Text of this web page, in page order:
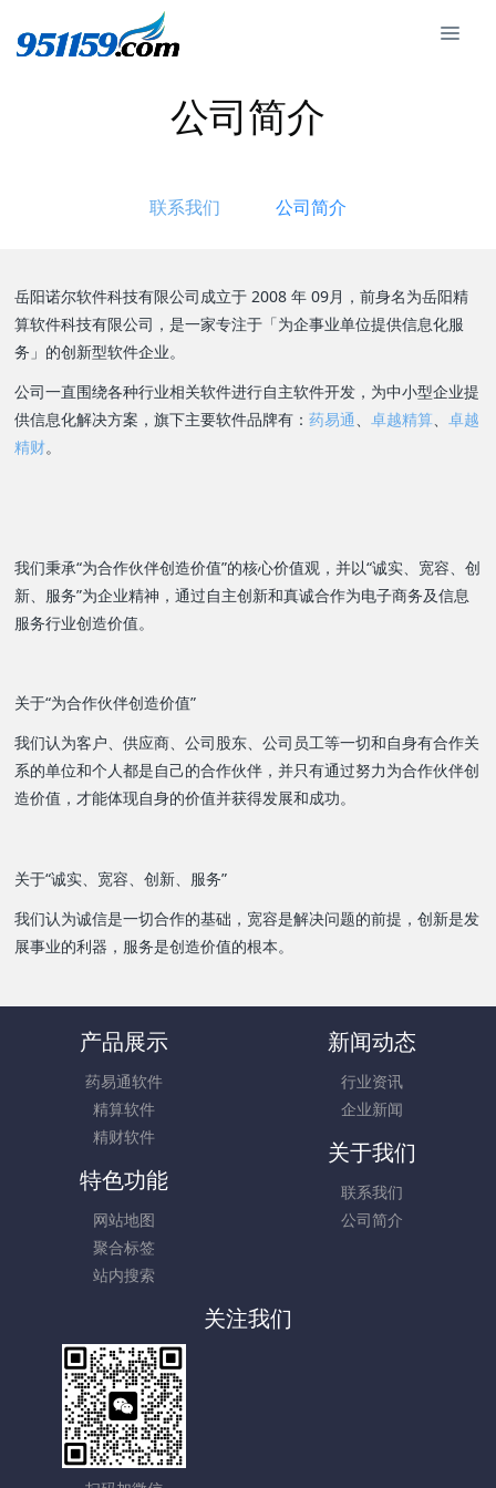
公司简介
联系我们 公司简介
岳阳诺尔软件科技有限公司成立于 2008 年 09月，前身名为岳阳精
算软件科技有限公司，是一家专注于「为企事业单位提供信息化服
务」的创新型软件企业。
公司一直围绕各种行业相关软件进行自主软件开发，为中小型企业提
供信息化解决方案，旗下主要软件品牌有：药易通、卓越精算、卓越
精财。
我们秉承“为合作伙伴创造价值”的核心价值观，并以“诚实、宽容、创
新、服务”为企业精神，通过自主创新和真诚合作为电子商务及信息
服务行业创造价值。
关于“为合作伙伴创造价值”
我们认为客户、供应商、公司股东、公司员工等一切和自身有合作关
系的单位和个人都是自己的合作伙伴，并只有通过努力为合作伙伴创
造价值，才能体现自身的价值并获得发展和成功。
关于“诚实、宽容、创新、服务”
我们认为诚信是一切合作的基础，宽容是解决问题的前提，创新是发
展事业的利器，服务是创造价值的根本。
产品展示
药易通软件
精算软件
精财软件
新闻动态
行业资讯
企业新闻
关于我们
联系我们
公司简介
特色功能
网站地图
聚合标签
站内搜索
关注我们